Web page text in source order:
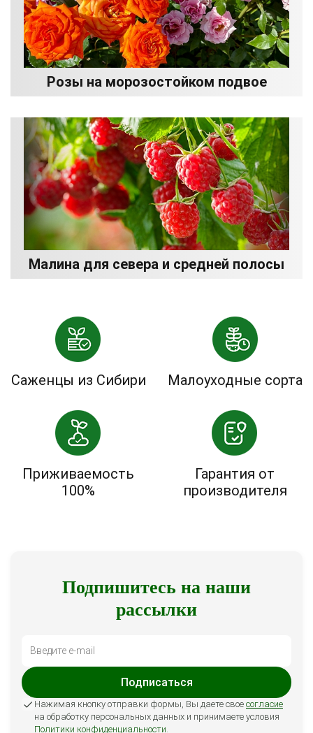
Розы на морозостойком подвое
Малина для севера и средней полосы
Саженцы из Сибири Малоуходные сорта
Приживаемость
100%
Гарантия от
производителя
Подпишитесь на наши
рассылки
Подписаться
Нажимая кнопку отправки формы, Вы даете свое согласие
на обработку персональных данных и принимаете условия
Политики конфиденциальности.